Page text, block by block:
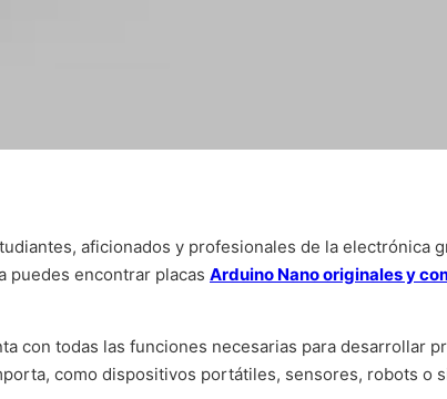
aficionados y profesionales de la electrónica
puedes encontrar placas Arduino Nano originales y
con todas las funciones necesarias para desarrollar
como dispositivos portátiles, sensores, robots o